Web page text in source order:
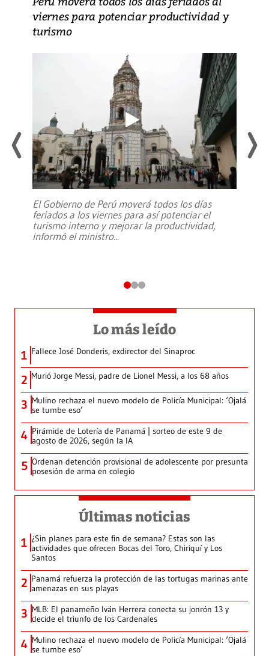
viernes para potenciar productividad y
turismo
El Gobierno de Perú moverá todos los días
feriados a los viernes para así potenciar el
turismo interno y mejorar la productividad,
informó el ministro...
Lo más leído
1 Fallece José Donderis, exdirector del Sinaproc
2 Murió Jorge Messi, padre de Lionel Messi, a los 68 años
3 Mulino rechaza el nuevo modelo de Policía Municipal: ‘Ojalá
se tumbe eso’
4 Pirámide de Lotería de Panamá | sorteo de este 9 de
agosto de 2026, según la IA
5 Ordenan detención provisional de adolescente por presunta
posesión de arma en colegio
Últimas noticias
1 ¿Sin planes para este fin de semana? Estas son las
actividades que ofrecen Bocas del Toro, Chiriquí y Los
Santos
2 Panamá refuerza la protección de las tortugas marinas ante
amenazas en sus playas
3 MLB: El panameño Iván Herrera conecta su jonrón 13 y
decide el triunfo de los Cardenales
4 Mulino rechaza el nuevo modelo de Policía Municipal: ‘Ojalá
se tumbe eso’